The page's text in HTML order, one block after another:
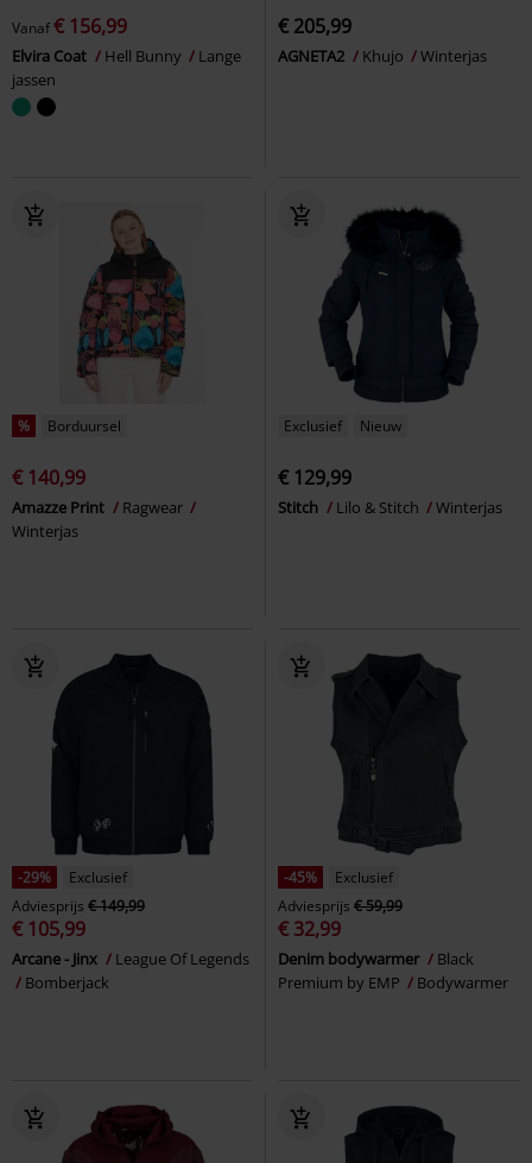
Vanaf€ 156,99
Elvira Coat Hell Bunny
Lange
jassen
€ 205,99
AGNETA2 Khujo Winterjas
% Borduursel
€ 140,99
Amazze Print
Ragwear
Winterjas
Exclusief Nieuw
€ 129,99
Stitch Lilo & Stitch Winterjas
-29%
Exclusief
Adviesprijs € 149,99
€ 105,99
Arcane - Jinx
League Of Legends
Bomberjack
-45%
Exclusief
Adviesprijs € 59,99
€ 32,99
Denim bodywarmer
Black
Premium by EMP
Bodywarmer